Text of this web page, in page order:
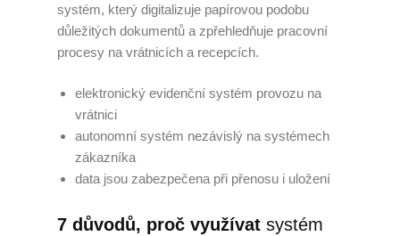
Náhradní plnění
Náhradní plnění 2025
Kalkulátor náhradního plnění
Zneužívání náhradního plnění
Zaměstnávání OZP
systém, který digitalizuje papírovou podobu
důležitých dokumentů a zpřehledňuje pracovní
procesy na vrátnicích a recepcích.
elektronický evidenční systém provozu na
vrátnici
autonomní systém nezávislý na systémech
zákazníka
data jsou zabezpečena při přenosu i uložení
7 důvodů, proč využívat systém